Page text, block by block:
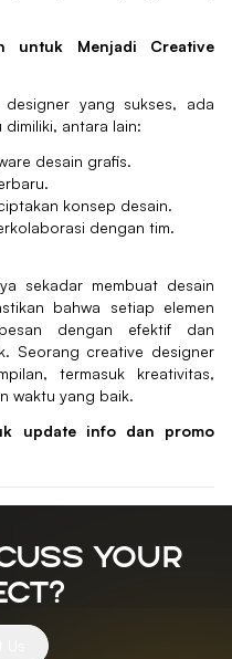
untuk Menjadi Creative
yang sukses, ada
antara lain:
desain grafis.
konsep desain.
dengan tim.
sekadar membuat desain
bahwa setiap elemen
dengan efektif dan
Seorang creative designer
termasuk kreativitas,
waktu yang baik.
update info dan promo
your